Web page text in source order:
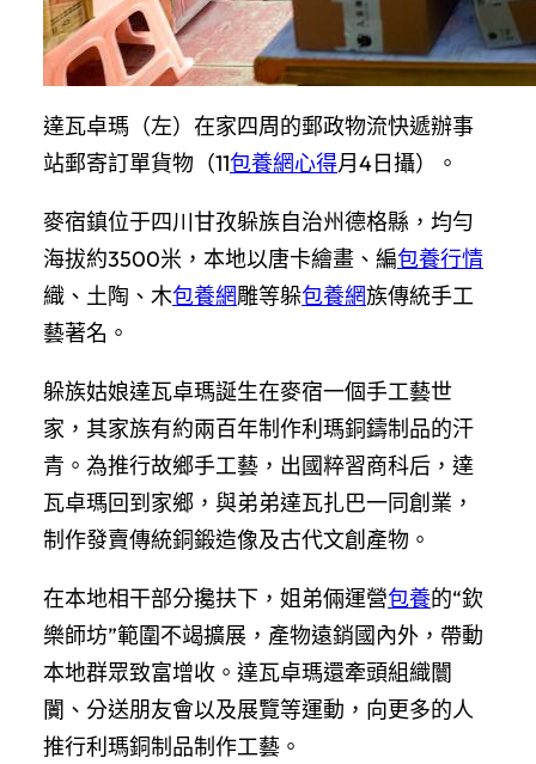
達瓦卓瑪（左）在家四周的郵政物流快遞辦事
站郵寄訂單貨物（11包養網心得月4日攝）。
麥宿鎮位于四川甘孜躲族自治州德格縣，均勻
海拔約3500米，本地以唐卡繪畫、編包養行情
織、土陶、木包養網雕等躲包養網族傳統手工
藝著名。
躲族姑娘達瓦卓瑪誕生在麥宿一個手工藝世
家，其家族有約兩百年制作利瑪銅鑄制品的汗
青。為推行故鄉手工藝，出國粹習商科后，達
瓦卓瑪回到家鄉，與弟弟達瓦扎巴一同創業，
制作發賣傳統銅鍛造像及古代文創產物。
在本地相干部分攙扶下，姐弟倆運營包養的“欽
樂師坊”範圍不竭擴展，產物遠銷國內外，帶動
本地群眾致富增收。達瓦卓瑪還牽頭組織闤
闠、分送朋友會以及展覽等運動，向更多的人
推行利瑪銅制品制作工藝。